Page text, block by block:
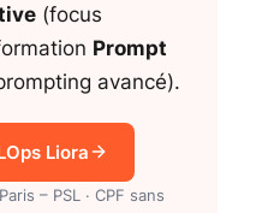
(focus
Prompt
avancé).
Liora
– PSL · CPF sans